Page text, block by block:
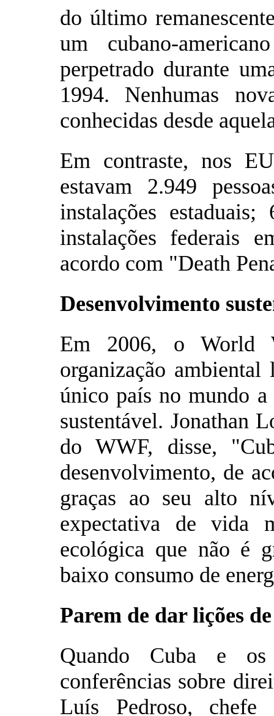
do último
um cubano-
perpetrado durante
1994. Nenhumas
conhecidas desde
Em contraste, nos
estavam 2.949
instalações
instalações federais
acordo com "Death
Desenvolvimento
Em 2006, o World
organização
único país no mundo
sustentável. Jonathan
do WWF, disse,
desenvolvimento, de
graças ao seu alto
expectativa de vida
ecológica que não é
baixo consumo de
Parem de dar lições
Quando Cuba e os
conferências sobre
Luís Pedroso, chefe